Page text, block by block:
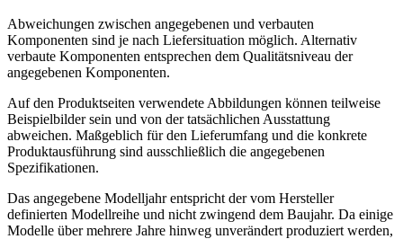
Abweichungen zwischen angegebenen und verbauten
Komponenten sind je nach Liefersituation möglich. Alternativ
verbaute Komponenten entsprechen dem Qualitätsniveau der
angegebenen Komponenten.
Auf den Produktseiten verwendete Abbildungen können teilweise
Beispielbilder sein und von der tatsächlichen Ausstattung
abweichen. Maßgeblich für den Lieferumfang und die konkrete
Produktausführung sind ausschließlich die angegebenen
Spezifikationen.
Das angegebene Modelljahr entspricht der vom Hersteller
definierten Modellreihe und nicht zwingend dem Baujahr. Da einige
Modelle über mehrere Jahre hinweg unverändert produziert werden,